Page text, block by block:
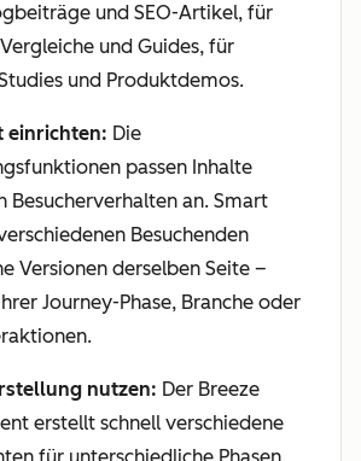
und SEO-Artikel, für
und Guides, für
und Produktdemos.
einrichten: Die
passen Inhalte
Besucherverhalten an. Smart
Besuchenden
Versionen derselben Seite –
Journey-Phase, Branche oder
nutzen: Der Breeze
erstellt schnell verschiedene